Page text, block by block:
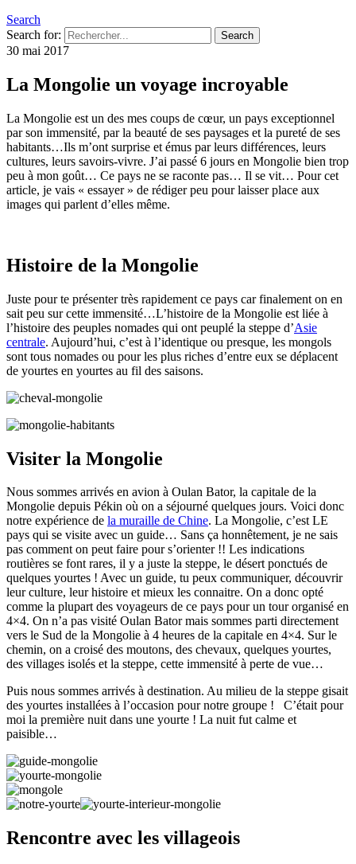
Search
Search for:
30 mai 2017
La Mongolie un voyage incroyable
La Mongolie est un des mes coups de cœur, un pays exceptionnel
par son immensité, par la beauté de ses paysages et la pureté de ses
habitants…Ils m’ont surprise et émus par leurs différences, leurs
cultures, leurs savoirs-vivre. J’ai passé 6 jours en Mongolie bien trop
peu à mon goût… Ce pays ne se raconte pas… Il se vit… Pour cet
article, je vais « essayer » de rédiger peu pour laisser place aux
images qui parlent d’elles même.
Histoire de la Mongolie
Juste pour te présenter très rapidement ce pays car finalement on en
sait peu sur cette immensité…L’histoire de la Mongolie est liée à
l’histoire des peuples nomades qui ont peuplé la steppe d’Asie
centrale. Aujourd’hui, c’est à l’identique ou presque, les mongols
sont tous nomades ou pour les plus riches d’entre eux se déplacent
de yourtes en yourtes au fil des saisons.
Visiter la Mongolie
Nous sommes arrivés en avion à Oulan Bator, la capitale de la
Mongolie depuis Pékin où on a séjourné quelques jours. Voici donc
notre expérience de la muraille de Chine. La Mongolie, c’est LE
pays qui se visite avec un guide… Sans ça honnêtement, je ne sais
pas comment on peut faire pour s’orienter !! Les indications
routières se font rares, il y a juste la steppe, le désert ponctués de
quelques yourtes ! Avec un guide, tu peux communiquer, découvrir
leur culture, leur histoire et mieux les connaitre. On a donc opté
comme la plupart des voyageurs de ce pays pour un tour organisé en
4×4. On n’a pas visité Oulan Bator mais sommes parti directement
vers le Sud de la Mongolie à 4 heures de la capitale en 4×4. Sur le
chemin, on a croisé des moutons, des chevaux, quelques yourtes,
des villages isolés et la steppe, cette immensité à perte de vue…
Puis nous sommes arrivés à destination. Au milieu de la steppe gisait
des yourtes installées à l’occasion pour notre groupe ! C’était pour
moi la première nuit dans une yourte ! La nuit fut calme et
paisible…
Rencontre avec les villageois